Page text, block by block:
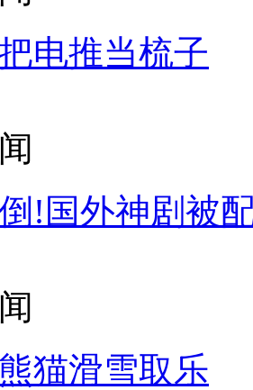
电推当梳子
!国外神剧被
猫滑雪取乐